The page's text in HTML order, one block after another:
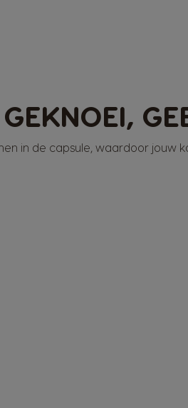
in de capsule, waardoor jouw